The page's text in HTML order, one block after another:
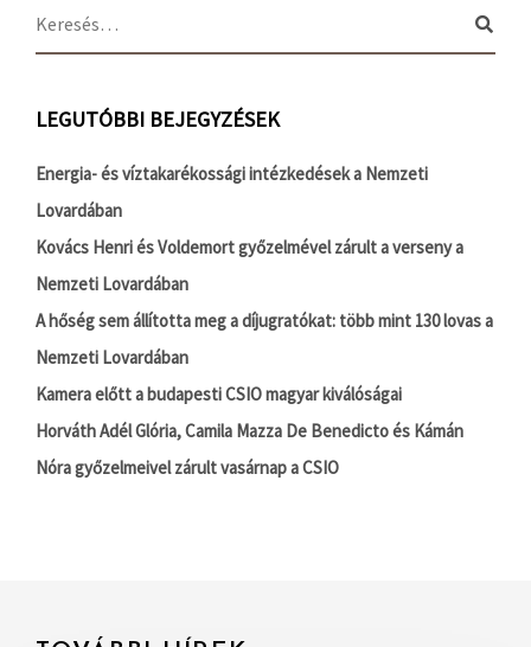
LEGUTÓBBI BEJEGYZÉSEK
Energia- és víztakarékossági intézkedések a Nemzeti
Lovardában
Kovács Henri és Voldemort győzelmével zárult a verseny a
Nemzeti Lovardában
A hőség sem állította meg a díjugratókat: több mint 130 lovas a
Nemzeti Lovardában
Kamera előtt a budapesti CSIO magyar kiválóságai
Horváth Adél Glória, Camila Mazza De Benedicto és Kámán
Nóra győzelmeivel zárult vasárnap a CSIO